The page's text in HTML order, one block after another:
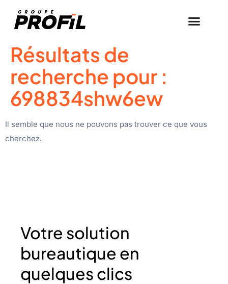
Résultats de
recherche pour :
698834shw6ew
Il semble que nous ne pouvons pas trouver ce que vous
cherchez.
Votre solution
bureautique en
quelques clics